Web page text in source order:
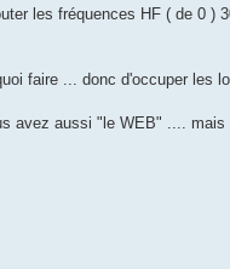
les fréquences HF ( de 0 )
faire ... donc d'occuper les
avez aussi "le WEB" ....